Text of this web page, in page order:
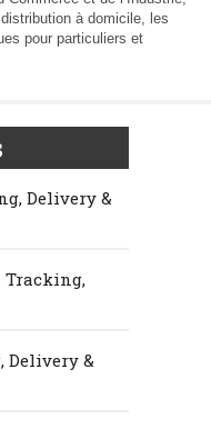
à domicile, les
pour particuliers et
Delivery &
Tracking,
Delivery &